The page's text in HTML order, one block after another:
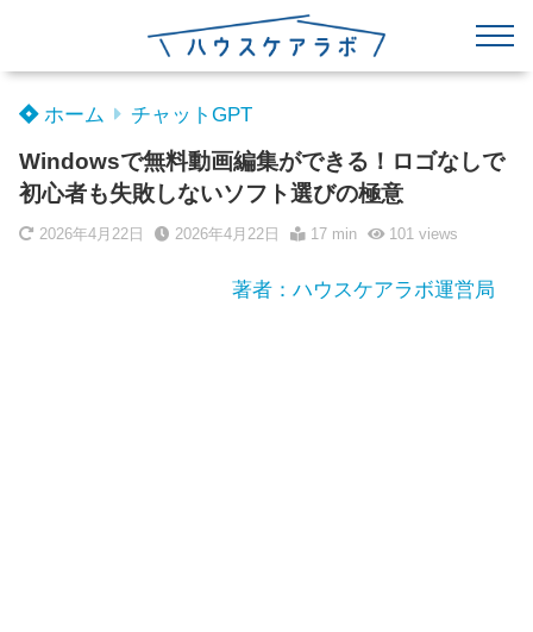
ホーム チャットGPT
Windowsで無料動画編集ができる！ロゴなしで
初心者も失敗しないソフト選びの極意
2026年4月22日 2026年4月22日 17 min 101views
著者：ハウスケアラボ運営局